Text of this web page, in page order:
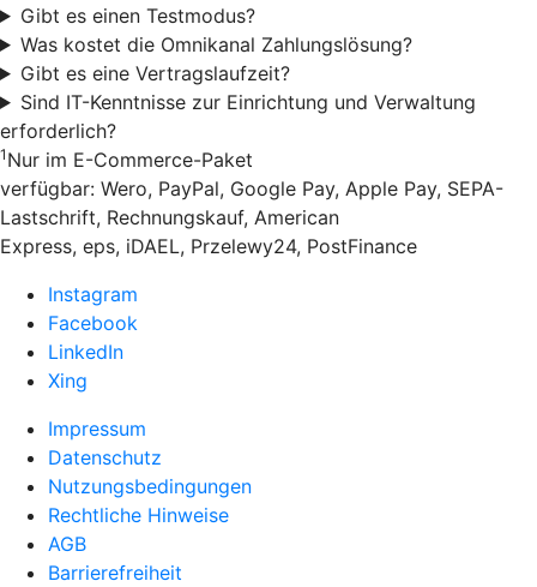
Gibt es einen Testmodus?
Was kostet die Omnikanal Zahlungslösung?
Gibt es eine Vertragslaufzeit?
Sind IT-Kenntnisse zur Einrichtung und Verwaltung
erforderlich?
1 Nur im E-Commerce-Paket
verfügbar: Wero, PayPal, Google Pay, Apple Pay, SEPA-
Lastschrift, Rechnungskauf, American
Express, eps, iDAEL, Przelewy24, PostFinance
Instagram
Facebook
LinkedIn
Xing
Impressum
Datenschutz
Nutzungsbedingungen
Rechtliche Hinweise
AGB
Barrierefreiheit